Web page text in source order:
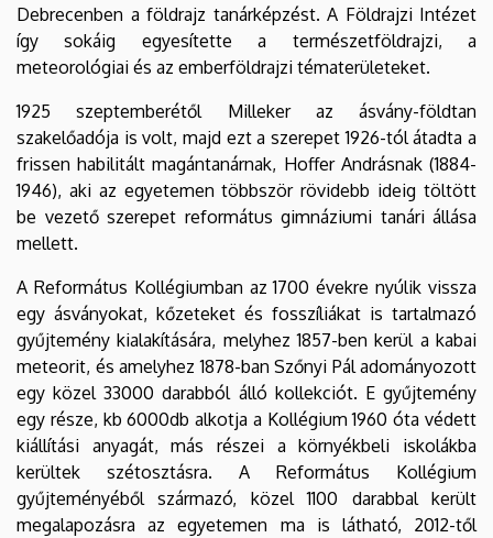
Debrecenben a földrajz tanárképzést. A Földrajzi Intézet
így sokáig egyesítette a természetföldrajzi, a
meteorológiai és az emberföldrajzi tématerületeket.
1925 szeptemberétől Milleker az ásvány-földtan
szakelőadója is volt, majd ezt a szerepet 1926-tól átadta a
frissen habilitált magántanárnak, Hoffer Andrásnak (1884-
1946), aki az egyetemen többször rövidebb ideig töltött
be vezető szerepet református gimnáziumi tanári állása
mellett.
A Református Kollégiumban az 1700 évekre nyúlik vissza
egy ásványokat, kőzeteket és fosszíliákat is tartalmazó
gyűjtemény kialakítására, melyhez 1857-ben kerül a kabai
meteorit, és amelyhez 1878-ban Szőnyi Pál adományozott
egy közel 33000 darabból álló kollekciót. E gyűjtemény
egy része, kb 6000db alkotja a Kollégium 1960 óta védett
kiállítási anyagát, más részei a környékbeli iskolákba
kerültek szétosztásra. A Református Kollégium
gyűjteményéből származó, közel 1100 darabbal került
megalapozásra az egyetemen ma is látható, 2012-től